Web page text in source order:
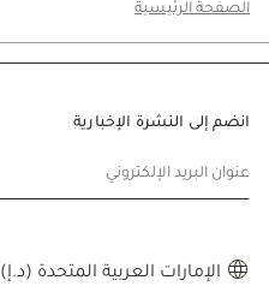
الصفحة الرئيسية
انضم إلى النشرة الإخبارية
عنوان البريد الإلكتروني
الإمارات العربية المتحدة (د.إ)